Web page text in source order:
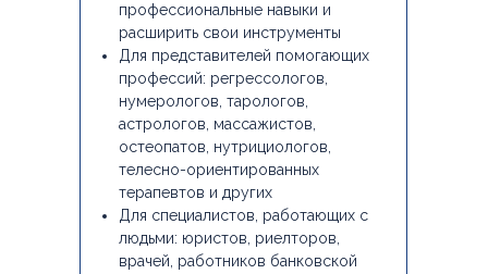
профессиональные навыки и
расширить свои инструменты
Для представителей помогающих
профессий: регрессологов,
нумерологов, тарологов,
астрологов, массажистов,
остеопатов, нутрициологов,
телесно-ориентированных
терапевтов и других
Для специалистов, работающих с
людьми: юристов, риелторов,
врачей, работников банковской